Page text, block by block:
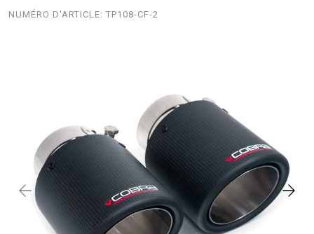
NUMÉRO D'ARTICLE: TP108-CF-2